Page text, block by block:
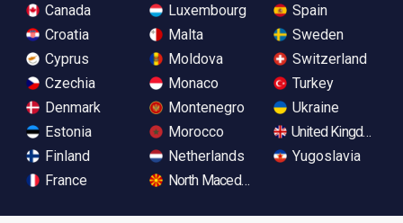
Canada
Croatia
Cyprus
Czechia
Denmark
Estonia
Finland
France
Luxembourg
Malta
Moldova
Monaco
Montenegro
Morocco
Netherlands
North Macedonia
Spain
Sweden
Switzerland
Turkey
Ukraine
United Kingdom
Yugoslavia